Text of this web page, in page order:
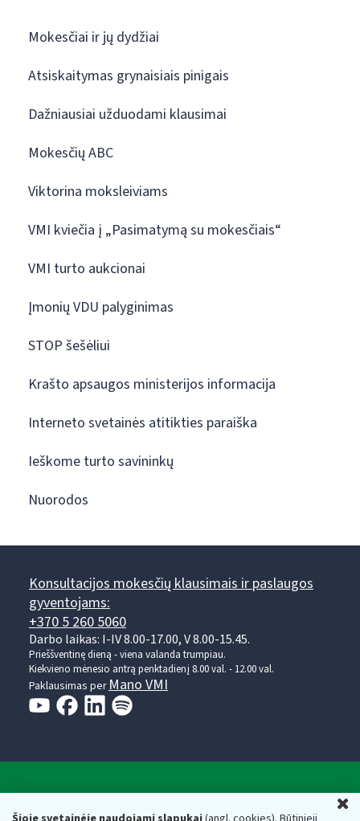
Mokesčiai ir jų dydžiai
Atsiskaitymas grynaisiais pinigais
Dažniausiai užduodami klausimai
Mokesčių ABC
Viktorina moksleiviams
VMI kviečia į „Pasimatymą su mokesčiais“
VMI turto aukcionai
Įmonių VDU palyginimas
STOP šešėliui
Krašto apsaugos ministerijos informacija
Interneto svetainės atitikties paraiška
Ieškome turto savininkų
Nuorodos
Konsultacijos mokesčių klausimais ir paslaugos
gyventojams:
+370 5 260 5060
Darbo laikas: I-IV 8.00-17.00, V 8.00-15.45.
Prieššventinę dieną - viena valanda trumpiau.
Kiekvieno mėnesio antrą penktadienį 8.00 val. - 12.00 val.
Paklausimas per Mano VMI